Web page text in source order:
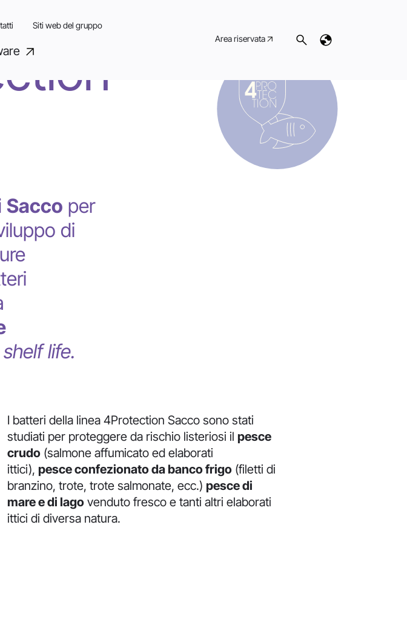
Siti web del gruppo
Area riservata
–
Sacco per
di
shelf life.
I batteri della linea 4Protection Sacco sono stati
studiati per proteggere da rischio listeriosi il pesce
crudo (salmone affumicato ed elaborati
ittici), pesceconfezionato da banco frigo (filetti di
branzino, trote, trote salmonate, ecc.) pesce di
mareedi lago venduto fresco e tanti altri elaborati
ittici di diversa natura.